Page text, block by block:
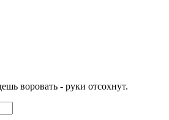
воровать - руки отсохнут.